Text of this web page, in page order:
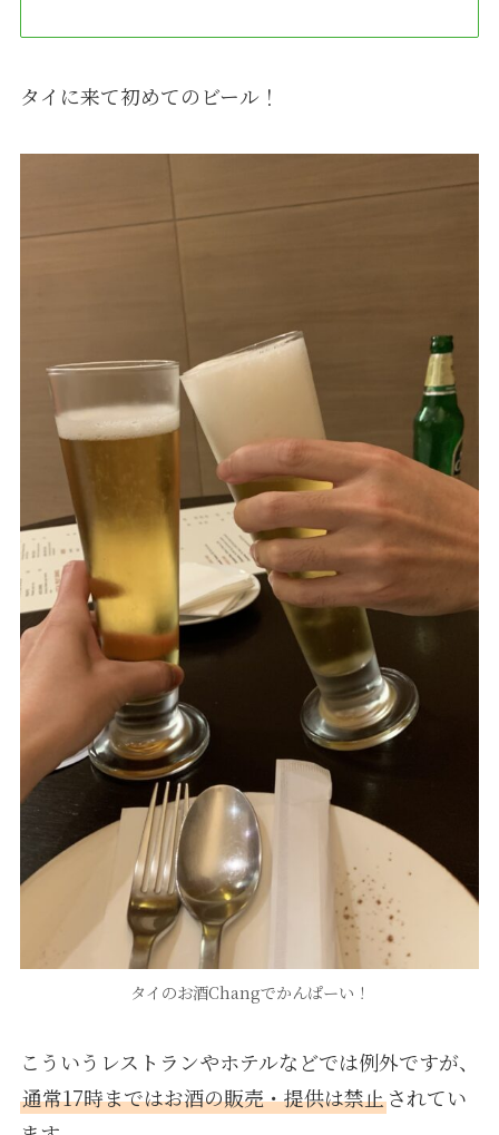
タイに来て初めてのビール！
タイのお酒Changでかんぱーい！
こういうレストランやホテルなどでは例外ですが、
通常17時まではお酒の販売・提供は禁止されてい